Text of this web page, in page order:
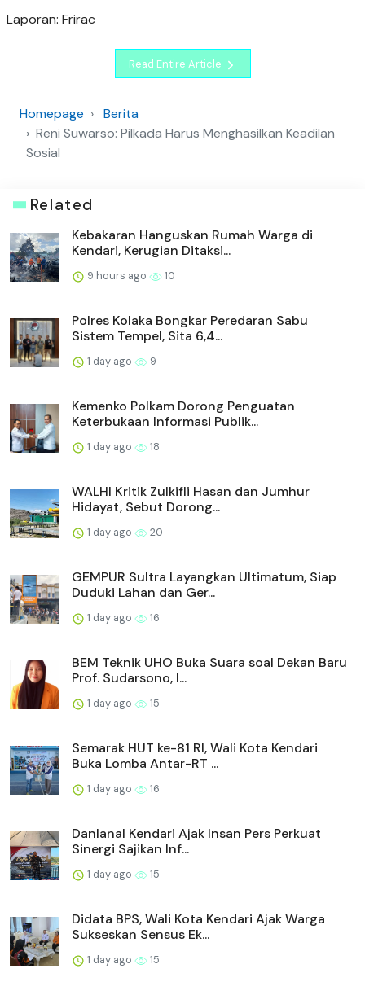
Laporan: Frirac
Read Entire Article
Homepage
Berita
Reni Suwarso: Pilkada Harus Menghasilkan Keadilan
Sosial
Related
Kebakaran Hanguskan Rumah Warga di
Kendari, Kerugian Ditaksi...
9 hours ago 10
Polres Kolaka Bongkar Peredaran Sabu
Sistem Tempel, Sita 6,4...
1 day ago 9
Kemenko Polkam Dorong Penguatan
Keterbukaan Informasi Publik...
1 day ago 18
WALHI Kritik Zulkifli Hasan dan Jumhur
Hidayat, Sebut Dorong...
1 day ago 20
GEMPUR Sultra Layangkan Ultimatum, Siap
Duduki Lahan dan Ger...
1 day ago 16
BEM Teknik UHO Buka Suara soal Dekan Baru
Prof. Sudarsono, I...
1 day ago 15
Semarak HUT ke-81 RI, Wali Kota Kendari
Buka Lomba Antar-RT ...
1 day ago 16
Danlanal Kendari Ajak Insan Pers Perkuat
Sinergi Sajikan Inf...
1 day ago 15
Didata BPS, Wali Kota Kendari Ajak Warga
Sukseskan Sensus Ek...
1 day ago 15